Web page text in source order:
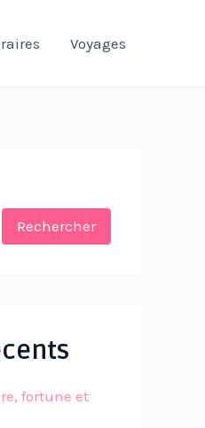
Voyages
Rechercher
fortune et